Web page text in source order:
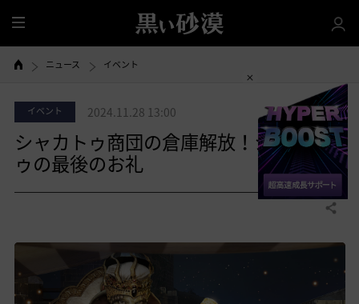
全
体
ニュース イベント
イベント 2024.11.28 13:00
シャカトゥ商団の倉庫解放！シャカト
ゥの最後のお礼
共有する